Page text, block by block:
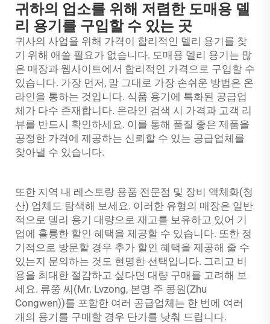
귀하의 업소를 위해 저렴한 도매용 델
리 용기를 구입할 수 있는 곳
귀사의 사업을 위해 가격이 합리적인 델리 용기를 찾
기 위해 애쓸 필요가 없습니다. 도매용 델리 용기는 많
은 매장과 웹사이트에서 합리적인 가격으로 구입할 수
있습니다. 가장 먼저, 말 그대로 가장 손쉬운 방법은 온
라인을 통하는 것입니다. 식품 용기에 특화된 공급업
체가 다수 존재합니다. 온라인 검색 시 가격과 고객 리
뷰를 반드시 확인하세요. 이를 통해 품질 좋은 제품을
공정한 가격에 제공하는 신뢰할 수 있는 공급업체를
찾아낼 수 있습니다.
또한 지역 내 레스토랑 용품 전문점 및 장비 액체화(청
산) 업체도 탐색해 보세요. 이러한 유형의 매장은 일반
적으로 델리 용기 대량으로 재고를 보유하고 있어 기
업에 훌륭한 할인 혜택을 제공할 수 있습니다. 또한 정
기적으로 방문할 경우 추가 할인 혜택을 제공해 줄 수
있는지 문의하는 것도 현명한 선택입니다. 그리고 비
용을 최대한 절감하고 싶다면 대량 구매를 고려해 보
세요. 류쭝 씨(Mr. Lvzong, 본명 주 콩원(Zhu
Congwen))를 포함한 여러 공급업체는 한 번에 여러
개의 용기를 구매할 경우 단가를 낮춰 드립니다.